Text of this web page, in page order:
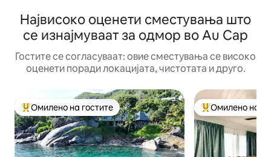
Највисоко оценети сместувања што
се изнајмуваат за одмор во Au Cap
Гостите се согласуваат: овие сместувања се високо
оценети поради локацијата, чистотата и друго.
Меѓу најуспешните „Омилени на гостите“
Омилено на гостите Меѓу
Омилено на